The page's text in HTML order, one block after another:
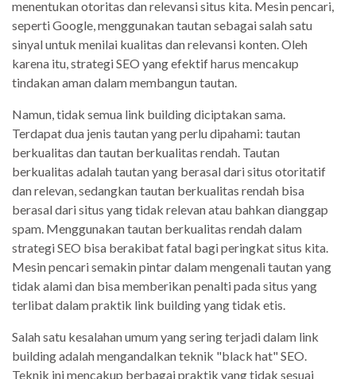
menentukan otoritas dan relevansi situs kita. Mesin pencari,
seperti Google, menggunakan tautan sebagai salah satu
sinyal untuk menilai kualitas dan relevansi konten. Oleh
karena itu, strategi SEO yang efektif harus mencakup
tindakan aman dalam membangun tautan.
Namun, tidak semua link building diciptakan sama.
Terdapat dua jenis tautan yang perlu dipahami: tautan
berkualitas dan tautan berkualitas rendah. Tautan
berkualitas adalah tautan yang berasal dari situs otoritatif
dan relevan, sedangkan tautan berkualitas rendah bisa
berasal dari situs yang tidak relevan atau bahkan dianggap
spam. Menggunakan tautan berkualitas rendah dalam
strategi SEO bisa berakibat fatal bagi peringkat situs kita.
Mesin pencari semakin pintar dalam mengenali tautan yang
tidak alami dan bisa memberikan penalti pada situs yang
terlibat dalam praktik link building yang tidak etis.
Salah satu kesalahan umum yang sering terjadi dalam link
building adalah mengandalkan teknik "black hat" SEO.
Teknik ini mencakup berbagai praktik yang tidak sesuai